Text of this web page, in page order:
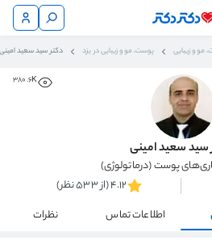
مو و زیبایی پوست، مو و زیبایی در یزد دکتر سید سعید امینی
380.6K
سید سعید امینی
پوست (درماتولوژی)
4.12 (از 533 نظر)
اطلاعات تماس نظرات